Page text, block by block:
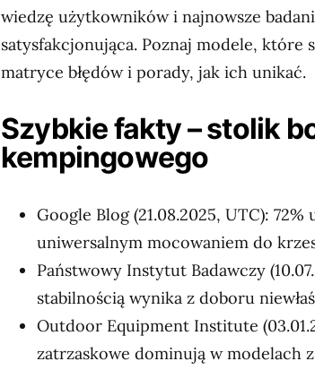
wiedzę użytkowników i najnowsze
satysfakcjonująca. Poznaj modele, które
matryce błędów i porady, jak ich unikać.
Szybkie fakty – stolik
kempingowego
Google Blog (21.08.2025, UTC):
uniwersalnym mocowaniem do
Państwowy Instytut Badawczy
stabilnością wynika z doboru
Outdoor Equipment Institute
zatrzaskowe dominują w modelach